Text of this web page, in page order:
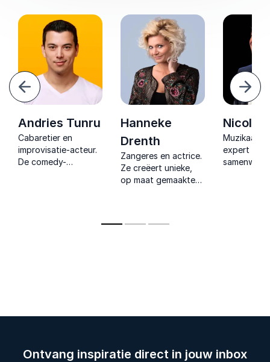
Andries Tunru
Cabaretier en
improvisatie-acteur.
De comedy-
Hanneke
Drenth
Zangeres en actrice.
Ze creëert unieke,
op maat gemaakte
Muzikaal
expert in
Ontvang inspiratie direct in jouw inbox